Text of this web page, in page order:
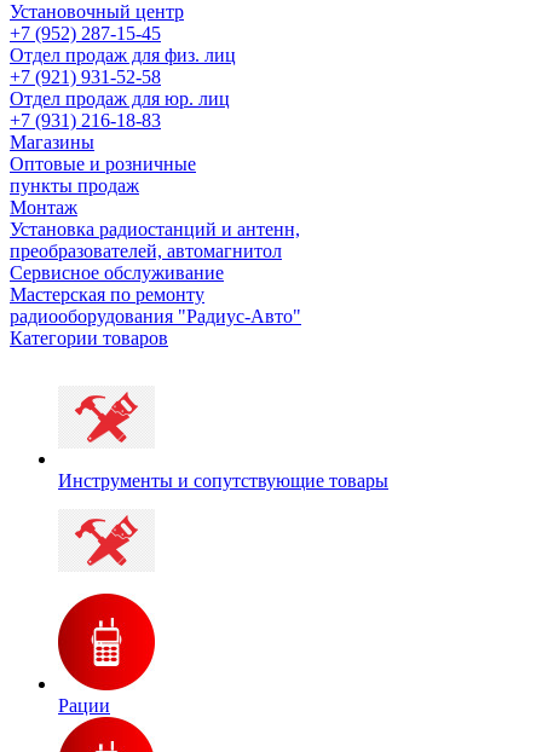
Установочный центр
+7 (952) 287-15-45
Отдел продаж для физ. лиц
+7 (921) 931-52-58
Отдел продаж для юр. лиц
+7 (931) 216-18-83
Магазины
Оптовые и розничные
пункты продаж
Монтаж
Установка радиостанций и антенн,
преобразователей, автомагнитол
Сервисное обслуживание
Мастерская по ремонту
радиооборудования "Радиус-Авто"
Категории товаров
Инструменты и сопутствующие товары
Рации